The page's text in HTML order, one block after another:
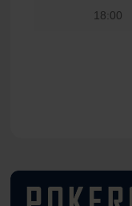
18:00